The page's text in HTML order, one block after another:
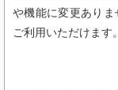
や機能に変更あり
ご利用いただけます。